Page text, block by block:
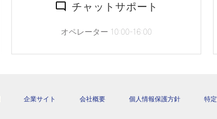
チャットサポート
オペレーター 10:00-16:00
企業サイト 会社概要 個人情報保護方針 特